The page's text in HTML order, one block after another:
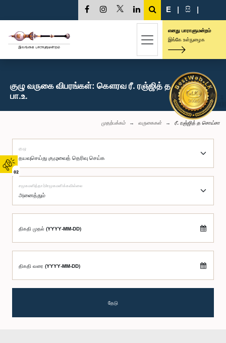
02
E | සි |
எனது பாராளுமன்றம்
இங்கே உள்நுழைக
குழு வருகை விபரங்கள்: கௌரவ ரீ. ரஞ்ஜித் த சொய்சா,
பா.உ.
முதற்பக்கம் வருகைகள் ரீ. ரஞ்ஜித் த சொய்சா
குழு
சமூகமளித்தார்/சமூகமளிக்கவில்லை
திகதி முதல் (YYYY-MM-DD)
திகதி வரை (YYYY-MM-DD)
தேடு